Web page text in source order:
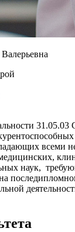
31.05.03
всеми
наук,